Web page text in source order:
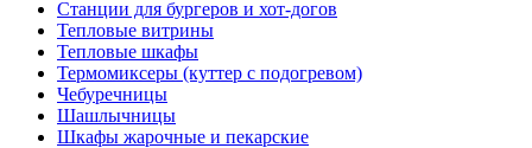
Станции для бургеров и хот-догов
Тепловые витрины
Тепловые шкафы
Термомиксеры (куттер с подогревом)
Чебуречницы
Шашлычницы
Шкафы жарочные и пекарские